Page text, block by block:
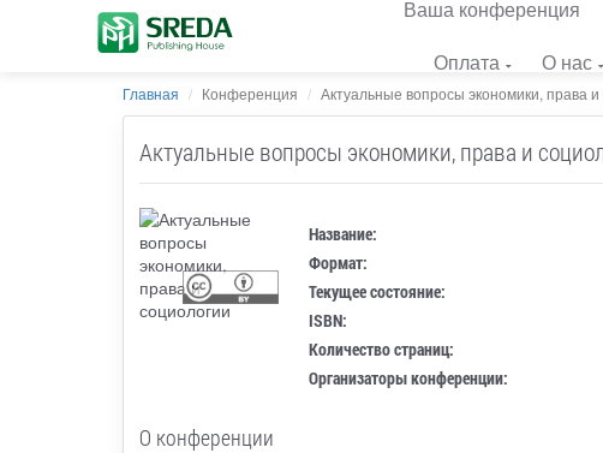
Ваша конференция
Оплата
О нас
Главная Конференция Актуальные вопросы экономики, права и
Актуальные вопросы экономики, права и
Название:
Формат:
Текущее состояние:
ISBN:
Количество страниц:
Организаторы конференции:
О конференции